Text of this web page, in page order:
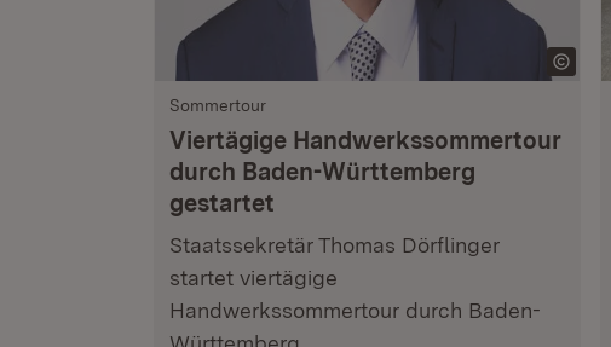
Sommertour
Viertägige Handwerkssommertour
durch Baden-Württemberg
gestartet
Staatssekretär Thomas Dörflinger
startet viertägige
Handwerkssommertour durch Baden-